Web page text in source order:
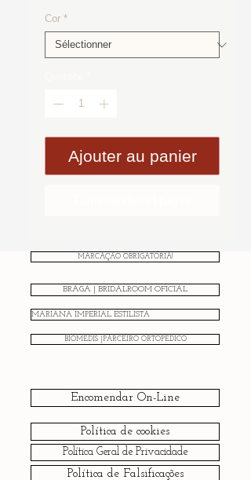
Cor *
Ajouter au panier
MARCAÇÃO OBRIGATÓRIA!
BRAGA | BRIDALROOM OFICIAL
MARIANA IMPERIAL ESTILISTA
BIOMEDIS |PARCEIRO ORTOPÉDICO
Encomendar On-Line
Política de cookies
Política Geral de Privacidade
Política de Falsificações